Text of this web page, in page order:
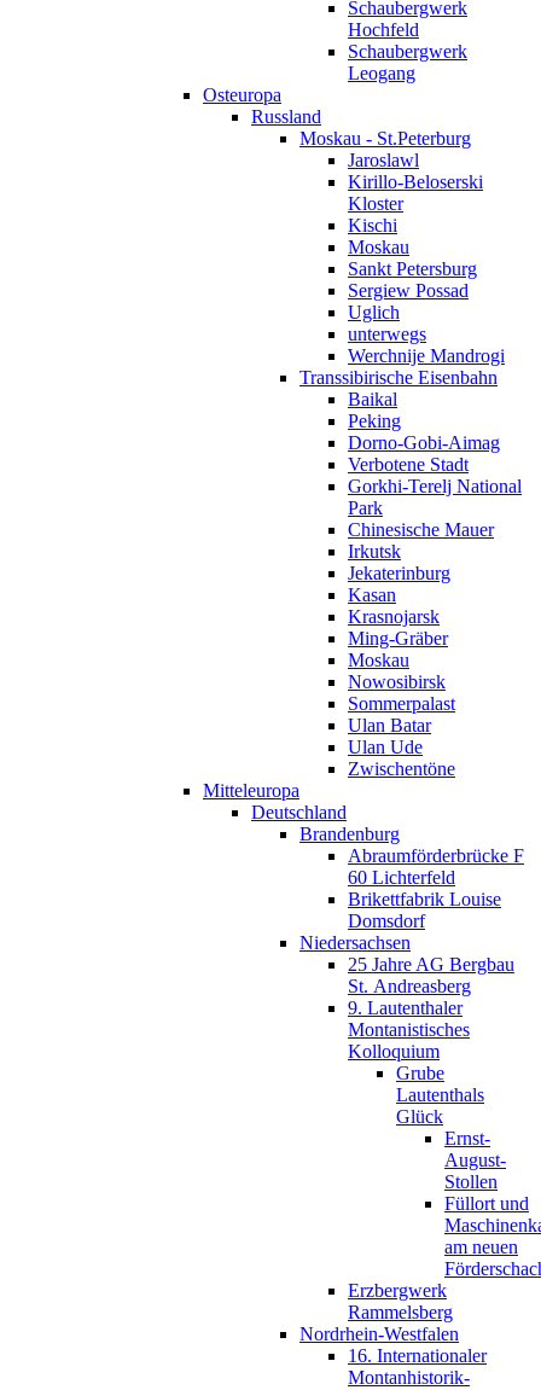
Schaubergwerk
Hochfeld
Schaubergwerk
Leogang
Osteuropa
Russland
Moskau - St.Peterburg
Jaroslawl
Kirillo-Beloserski
Kloster
Kischi
Moskau
Sankt Petersburg
Sergiew Possad
Uglich
unterwegs
Werchnije Mandrogi
Transsibirische Eisenbahn
Baikal
Peking
Dorno-Gobi-Aimag
Verbotene Stadt
Gorkhi-Terelj National
Park
Chinesische Mauer
Irkutsk
Jekaterinburg
Kasan
Krasnojarsk
Ming-Gräber
Moskau
Nowosibirsk
Sommerpalast
Ulan Batar
Ulan Ude
Zwischentöne
Mitteleuropa
Deutschland
Brandenburg
Abraumförderbrücke F
60 Lichterfeld
Brikettfabrik Louise
Domsdorf
Niedersachsen
25 Jahre AG Bergbau
St. Andreasberg
9. Lautenthaler
Montanistisches
Kolloquium
Grube
Lautenthals
Glück
Ernst-
August-
Stollen
Füllort und
am neuen
Erzbergwerk
Rammelsberg
Nordrhein-Westfalen
16. Internationaler
Montanhistorik-